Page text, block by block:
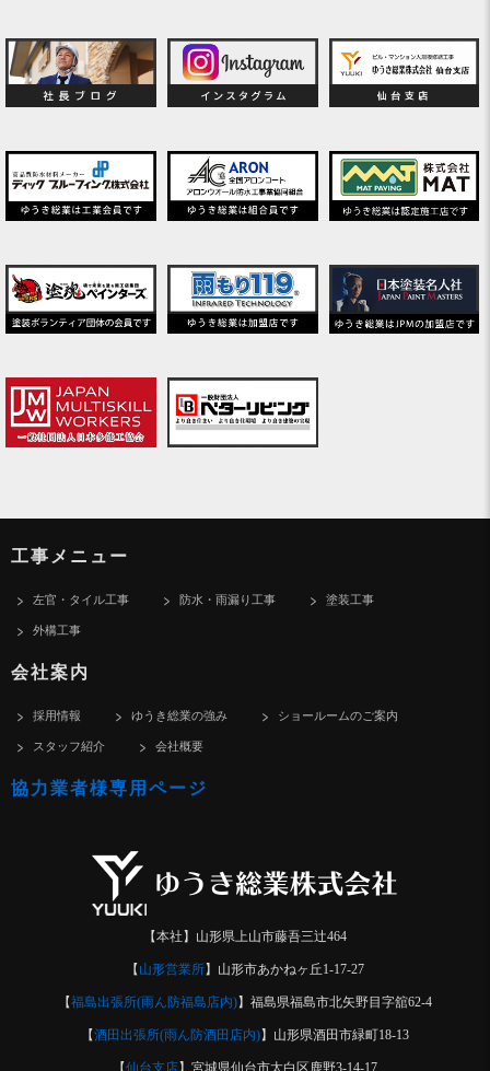
工事メニュー
左官・タイル工事 防水・雨漏り工事 塗装工事
外構工事
会社案内
採用情報 ゆうき総業の強み ショールームのご案内
スタッフ紹介 会社概要
協力業者様専用ページ
【本社】山形県上山市藤吾三辻464
【 山形営業所】山形市あかねヶ丘1-17-27
【福島出張所(雨ん防福島店内)】福島県福島市北矢野目字舘62-4
【酒田出張所(雨ん防酒田店内)】山形県酒田市緑町18-13
【仙台支店】宮城県仙台市太白区鹿野3-14-17